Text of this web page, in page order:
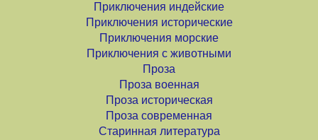
Приключения индейские
Приключения исторические
Приключения морские
Приключения с животными
Проза
Проза военная
Проза историческая
Проза современная
Старинная литература